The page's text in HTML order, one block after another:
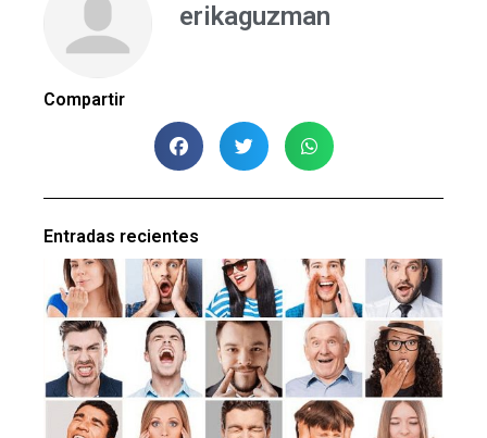
erikaguzman
Compartir
Entradas recientes